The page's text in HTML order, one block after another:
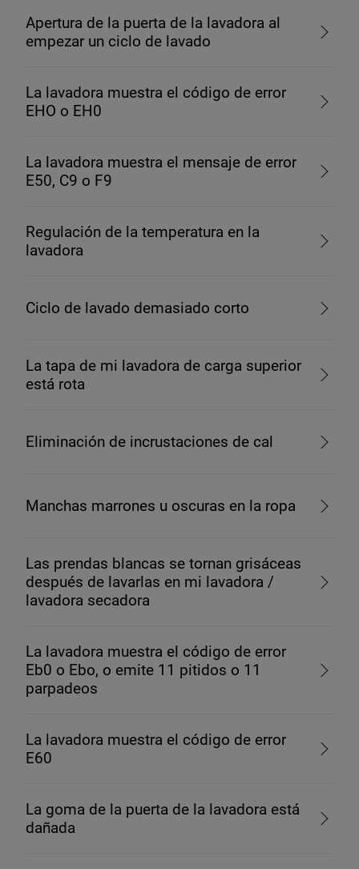
Apertura de la puerta de la lavadora al
empezar un ciclo de lavado
La lavadora muestra el código de error
EHO o EH0
La lavadora muestra el mensaje de error
E50, C9 o F9
Regulación de la temperatura en la
lavadora
Ciclo de lavado demasiado corto
La tapa de mi lavadora de carga superior
está rota
Eliminación de incrustaciones de cal
Manchas marrones u oscuras en la ropa
Las prendas blancas se tornan grisáceas
después de lavarlas en mi lavadora /
lavadora secadora
La lavadora muestra el código de error
Eb0 o Ebo, o emite 11 pitidos o 11
parpadeos
La lavadora muestra el código de error
E60
La goma de la puerta de la lavadora está
dañada